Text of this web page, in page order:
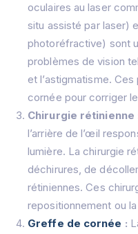
oculaires au laser
situ assisté par laser)
photoréfractive) sont
problèmes de vision
et l’astigmatisme. Ces
cornée pour corriger
Chirurgie rétinienne
l’arrière de l’œil
lumière. La chirurgie
déchirures, de
rétiniennes.Ces
repositionnement ou
Greffe de cornée :